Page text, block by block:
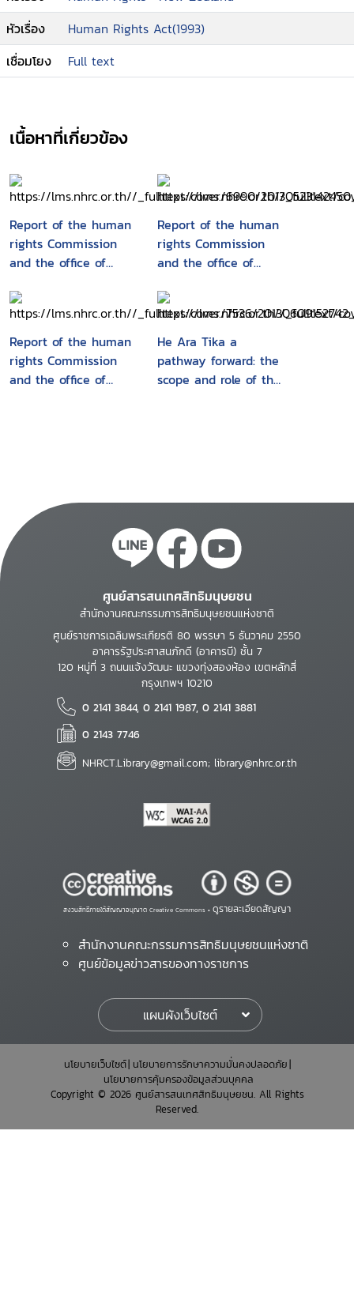
number of these frequently asked questions,
the Commission has recently updated and
refreshed the A - Z Pre Employment Guide for
Employers and Employees. The guide has been
Rights Act 1993 and want to ensure equality
and fairness for all job applicants regardless of
disability and religion.
หัวเรื่อง
Human Rights Act(1993)
เชื่อมโยง
Full text
เนื้อหาที่เกี่ยวข้อง
Report of the human
rights Commission
and the office of
proceedings
Report of the human
rights Commission
and the office of
proceedings
Report of the human
rights Commission
and the office of
He Ara Tika a
pathway forward: the
scope and role of the
ศูนย์สารสนเทศสิทธิมนุษยชน
สำนักงานคณะกรรมการสิทธิมนุษยชนแห่งชาติ
ศูนย์ราชการเฉลิมพระเกียรติ 80 พรรษา 5 ธันวาคม 2550
อาคารรัฐประศาสนภักดี (อาคารบี) ชั้น 7
120 หมู่ที่ 3 ถนนแจ้งวัฒนะ แขวงทุ่งสองห้อง เขตหลักสี่
กรุงเทพฯ 10210
0 2141 3844, 0 2141 1987, 0 2141 3881
0 2143 7746
NHRCT.Library@gmail.com; library@nhrc.or.th
สงวนสิทธิ์ภายใต้สัญญาอนุญาต Creative Commons • ดูรายละเอียดสัญญา
สำนักงานคณะกรรมการสิทธิมนุษยชนแห่งชาติ
ศูนย์ข้อมูลข่าวสารของทางราชการ
แผนผังเว็บไซต์
นโยบายเว็บไซต์ นโยบายการรักษาความมั่นคงปลอดภัย
นโยบายการคุ้มครองข้อมูลส่วนบุคคล
Copyright © 2026 ศูนย์สารสนเทศสิทธิมนุษยชน. All Rights
Reserved.